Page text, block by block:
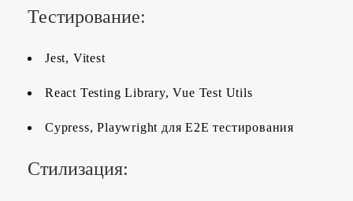
Тестирование:
Jest, Vitest
React Testing Library, Vue Test Utils
Cypress, Playwright для E2E тестирования
Стилизация: